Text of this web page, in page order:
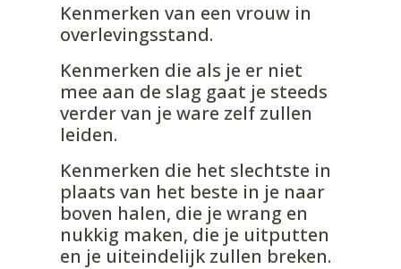
Kenmerken van een vrouw in
overlevingsstand.
Kenmerken die als je er niet
mee aan de slag gaat je steeds
verder van je ware zelf zullen
leiden.
Kenmerken die het slechtste in
plaats van het beste in je naar
boven halen, die je wrang en
nukkig maken, die je uitputten
en je uiteindelijk zullen breken.